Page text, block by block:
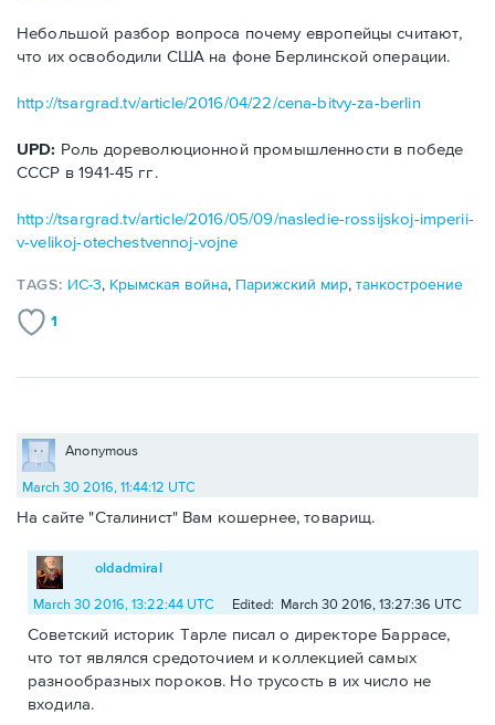
Небольшой разбор вопроса почему европейцы считают,
что их освободили США на фоне Берлинской операции.
http://tsargrad.tv/article/2016/04/22/cena-bitvy-za-berlin
UPD: Роль дореволюционной промышленности в победе
СССР в 1941-45 гг.
http://tsargrad.tv/article/2016/05/09/nasledie-rossijskoj-imperii-
v-velikoj-otechestvennoj-vojne
TAGS: ИС-3, Крымская война, Парижский мир,танкостроение
1
Anonymous
March 30 2016, 11:44:12 UTC
На сайте "Сталинист" Вам кошернее, товарищ.
oldadmiral
March 30 2016, 13:22:44 UTC Edited: March 30 2016, 13:27:36 UTC
Советский историк Тарле писал о директоре Баррасе,
что тот являлся средоточием и коллекцией самых
разнообразных пороков. Но трусость в их число не
входила.